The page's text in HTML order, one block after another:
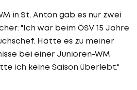
in St. Anton gab es nur zwei
"Ich war beim ÖSV 15 Jahre
Hätte es zu meiner
bei einer Junioren-WM
ich keine Saison überlebt."